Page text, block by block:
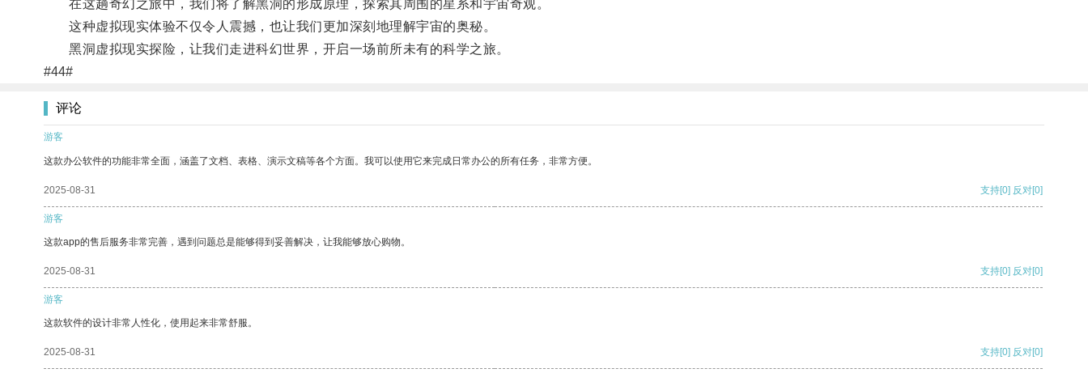
在这趟奇幻之旅中，我们将了解黑洞的形成原理，探索其周围的星系和宇宙奇观。
这种虚拟现实体验不仅令人震撼，也让我们更加深刻地理解宇宙的奥秘。
黑洞虚拟现实探险，让我们走进科幻世界，开启一场前所未有的科学之旅。
#44#
评论
游客
这款办公软件的功能非常全面，涵盖了文档、表格、演示文稿等各个方面。我可以使用它来完成日常办公的所有任务，非常方便。
2025-08-31 支持[0] 反对[0]
游客
这款app的售后服务非常完善，遇到问题总是能够得到妥善解决，让我能够放心购物。
2025-08-31 支持[0] 反对[0]
游客
这款软件的设计非常人性化，使用起来非常舒服。
2025-08-31 支持[0] 反对[0]